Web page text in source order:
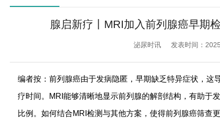
腺启新疗丨MRI加入前列腺癌早期
泌尿时讯 发表时间：
编者按：前列腺癌由于发病隐匿，早期缺乏特异症状，这
疗时间。MRI能够清晰地显示前列腺的解剖结构，有助于
比例。如何结合MRI检测与其他方案，使得前列腺癌筛查